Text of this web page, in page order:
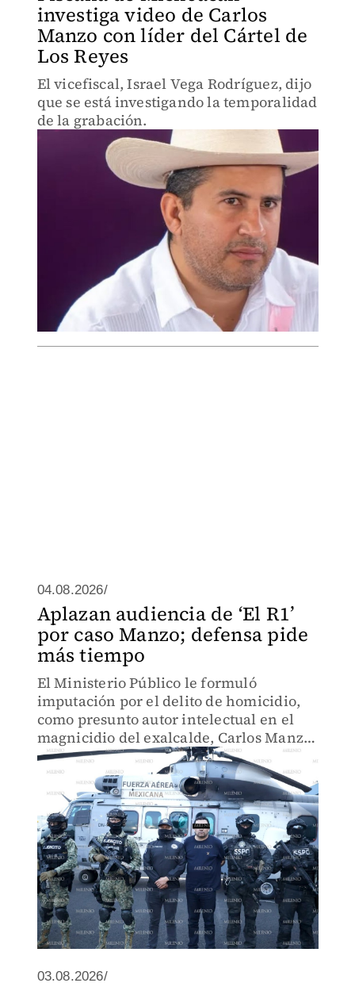
investiga video de Carlos
Manzo con líder del Cártel de
Los Reyes
El vicefiscal, Israel Vega Rodríguez, dijo
que se está investigando la temporalidad
de la grabación.
04.08.2026/
Aplazan audiencia de ‘El R1’
por caso Manzo; defensa pide
más tiempo
El Ministerio Público le formuló
imputación por el delito de homicidio,
como presunto autor intelectual en el
magnicidio del exalcalde, Carlos Manzo
de Uruapan.
03.08.2026/